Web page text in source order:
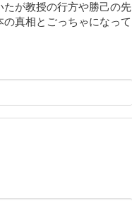
が教授の行方や勝己の先
真相とごっちゃになって